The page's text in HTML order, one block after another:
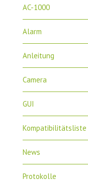
AC-1000
Alarm
Anleitung
Camera
GUI
Kompatibilitätsliste
News
Protokolle